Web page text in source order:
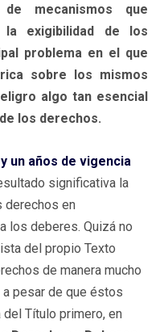
mecanismos que
exigibilidad de los
problema en el que
sobre los mismos
algo tan esencial
los derechos.
un años de vigencia
significativa la
derechos en
los deberes. Quizá no
del propio Texto
de manera mucho
pesar de que éstos
Título primero, en